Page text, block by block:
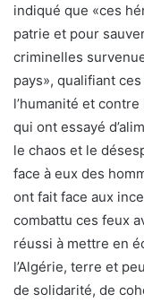
indiqué que «ces
patrie et pour
criminelles
pays», qualifiant
l’humanité et
qui ont essayé
le chaos et le
face à eux des
ont fait face aux
combattu ces feux
réussi à mettre en
l’Algérie, terre et
de solidarité, de